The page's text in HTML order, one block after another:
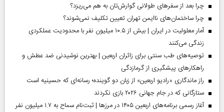
چرا بعد از سفرهای طولانی گوارش‌تان به هم می‌ریزد؟
چرا ساختمان‌های ناایمن تهران تعیین تکلیف نمی‌شوند؟
آمار معلولیت در ایران | بیش از ۱۰.۵ میلیون نفر با محدودیت عملکردی
زندگی می‌کنند
توصیه‌های طب سنتی برای زائران اربعین | بهترین نوشیدنی ضد عطش و
راهکارهای پیشگیری از گرمازدگی
راز ماندگاری «رادیو اربعین» از زبان دو گوینده؛ رسانه‌ای که حسینیه است
ستارگانی که در جام جهانی ۲۰۲۶ بازی نکردند
آغاز رسمی برنامه‌های اربعین ۱۴۰۵ در مرز‌ها | ثبت‌نام سماح به ۱.۷ میلیون نفر